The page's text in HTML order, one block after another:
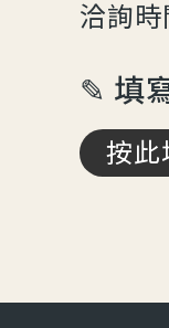
洽詢
✎ 填
按此